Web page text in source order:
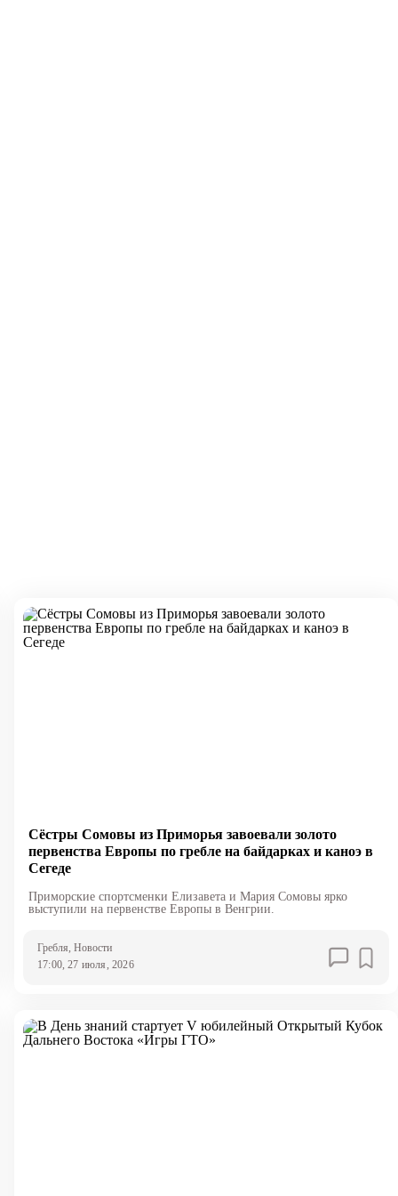
Сёстры Сомовы из Приморья завоевали золото
первенства Европы по гребле на байдарках и каноэ в
Сегеде
Приморские спортсменки Елизавета и Мария Сомовы ярко
выступили на первенстве Европы в Венгрии.
Гребля, Новости
17:00, 27 июля, 2026